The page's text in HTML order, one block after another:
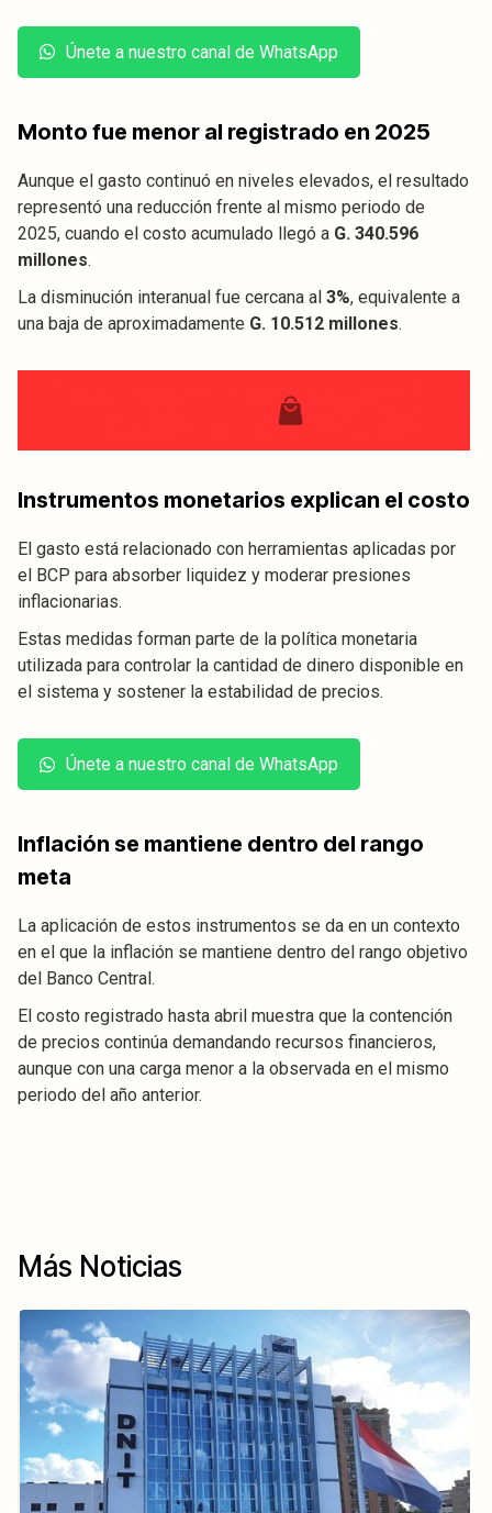
Únete a nuestro canal de WhatsApp
Monto fue menor al registrado en 2025
Aunque el gasto continuó en niveles elevados, el resultado
representó una reducción frente al mismo periodo de
2025, cuando el costo acumulado llegó a G. 340.596
millones.
La disminución interanual fue cercana al 3%, equivalente a
una baja de aproximadamente G. 10.512 millones.
Instrumentos monetarios explican el costo
El gasto está relacionado con herramientas aplicadas por
el BCP para absorber liquidez y moderar presiones
inflacionarias.
Estas medidas forman parte de la política monetaria
utilizada para controlar la cantidad de dinero disponible en
el sistema y sostener la estabilidad de precios.
Únete a nuestro canal de WhatsApp
Inflación se mantiene dentro del rango
meta
La aplicación de estos instrumentos se da en un contexto
en el que la inflación se mantiene dentro del rango objetivo
del Banco Central.
El costo registrado hasta abril muestra que la contención
de precios continúa demandando recursos financieros,
aunque con una carga menor a la observada en el mismo
periodo del año anterior.
Más Noticias